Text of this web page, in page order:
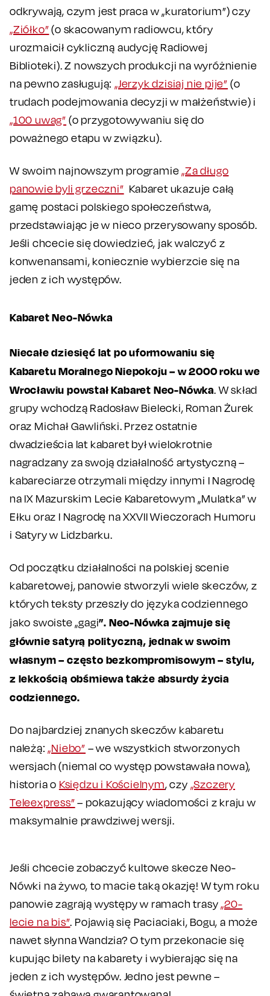
odkrywają, czym jest praca w „kuratorium”) czy
„Ziółko”(o skacowanym radiowcu, który
urozmaicił cykliczną audycję Radiowej
Biblioteki). Z nowszych produkcji na wyróżnienie
na pewno zasługują:„Jerzyk dzisiaj nie pije” (o
trudach podejmowania decyzji w małżeństwie) i
„100 uwag” (o przygotowywaniu się do
poważnego etapu w związku).
W swoim najnowszym programie„Za długo
panowie byli grzeczni” Kabaret ukazuje całą
gamę postaci polskiego społeczeństwa,
przedstawiając je w nieco przerysowany sposób.
Jeśli chcecie się dowiedzieć, jak walczyć z
konwenansami, koniecznie wybierzcie się na
jeden z ich występów.
Kabaret Neo-Nówka
Niecałe dziesięć lat po uformowaniu się
Kabaretu Moralnego Niepokoju – w 2000 roku we
Wrocławiu powstał Kabaret Neo-Nówka. W skład
grupy wchodzą Radosław Bielecki, Roman Żurek
oraz Michał Gawliński. Przez ostatnie
dwadzieścia lat kabaret był wielokrotnie
nagradzany za swoją działalność artystyczną –
kabareciarze otrzymali między innymi I Nagrodę
na IX Mazurskim Lecie Kabaretowym „Mulatka” w
Ełku oraz I Nagrodę na XXVII Wieczorach Humoru
i Satyry w Lidzbarku.
Od początku działalności na polskiej scenie
kabaretowej, panowie stworzyli wiele skeczów, z
których teksty przeszły do języka codziennego
jako swoiste „gagi”. Neo-Nówka zajmuje się
głównie satyrą polityczną, jednak w swoim
własnym – często bezkompromisowym – stylu,
z lekkością obśmiewa także absurdy życia
codziennego.
Do najbardziej znanych skeczów kabaretu
należą:„Niebo” – we wszystkich stworzonych
wersjach (niemal co występ powstawała nowa),
historia o Księdzu i Kościelnym, czy „Szczery
Teleexpress”– pokazujący wiadomości z kraju w
maksymalnie prawdziwej wersji.
Jeśli chcecie zobaczyć kultowe skecze Neo-
Nówki na żywo, to macie taką okazję! W tym roku
panowie zagrają występy w ramach trasy„20-
lecie na bis”. Pojawią się Paciaciaki, Bogu, a może
nawet słynna Wandzia? O tym przekonacie się
kupując bilety na kabarety i wybierając się na
jeden z ich występów. Jedno jest pewne –